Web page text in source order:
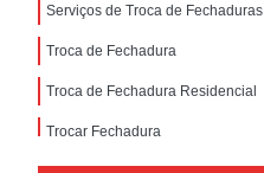
Serviços de Troca de Fechaduras
Troca de Fechadura
Troca de Fechadura Residencial
Trocar Fechadura